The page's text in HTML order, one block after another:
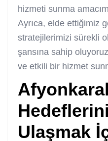
hizmeti sunma
Ayrıca, elde ettiğimiz
stratejilerimizi sürekli
şansına sahip
ve etkili bir hizmet
Ulaşmak